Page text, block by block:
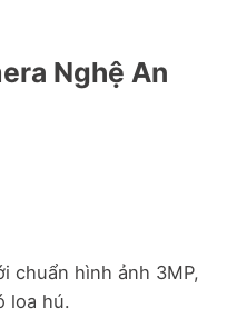
Nghệ An
chuẩn hình ảnh 3MP,
loa hú.